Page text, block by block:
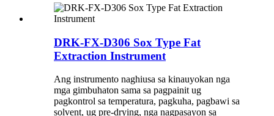
DRK-FX-D306 Sox Type Fat
Extraction Instrument
Ang instrumento naghiusa sa kinauyokan nga
mga gimbuhaton sama sa pagpainit ug
pagkontrol sa temperatura, pagkuha, pagbawi sa
solvent, ug pre-drying, nga nagpasayon ​​sa